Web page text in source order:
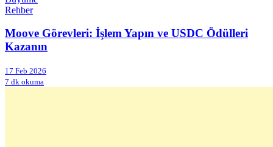
Rehber
Moove Görevleri: İşlem Yapın ve USDC Ödülleri
Kazanın
17 Feb 2026
7 dk okuma